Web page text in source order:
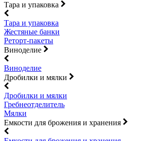
Тара и упаковка
Тара и упаковка
Жестяные банки
Реторт-пакеты
Виноделие
Виноделие
Дробилки и мялки
Дробилки и мялки
Гребнеотделитель
Мялки
Емкости для брожения и хранения